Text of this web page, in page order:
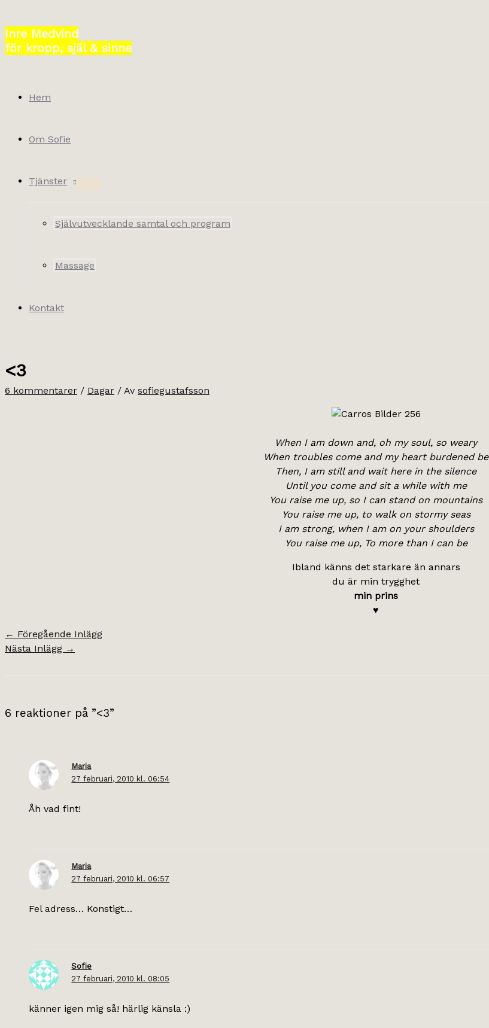
till
innehåll
Inre Medvind
för kropp, själ & sinne
Hem
Om Sofie
Tjänster
Självutvecklande samtal och program
Massage
Kontakt
<3
6 kommentarer / Dagar / Av sofiegustafsson
When I am down and, oh my soul, so weary
When troubles come and my heart burdened be
Then, I am still and wait here in the silence
Until you come and sit a while with me
You raise me up, so I can stand on mountains
You raise me up, to walk on stormy seas
I am strong, when I am on your shoulders
You raise me up, To more than I can be
Ibland känns det starkare än annars
du är min trygghet
min prins
♥
← Föregående Inlägg
Nästa Inlägg →
6 reaktioner på ”<3”
Maria
27 februari, 2010 kl. 06:54
Åh vad fint!
Maria
27 februari, 2010 kl. 06:57
Fel adress… Konstigt…
Sofie
27 februari, 2010 kl. 08:05
känner igen mig så! härlig känsla :)